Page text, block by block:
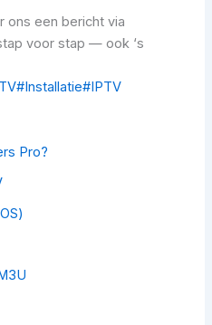
ons een bericht via
voor stap — ook ‘s
#Installatie#IPTV
Pro?